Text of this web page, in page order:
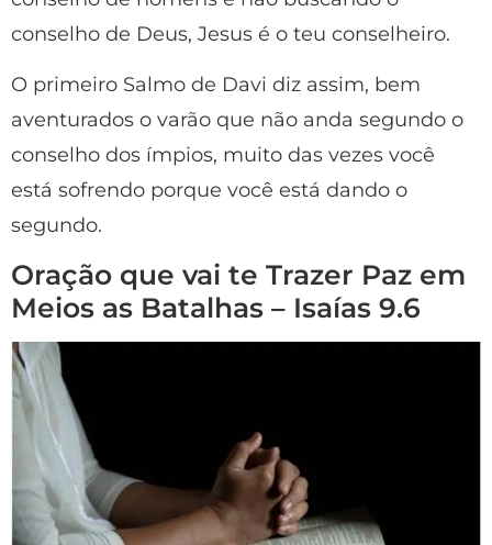
conselho de Deus, Jesus é o teu conselheiro.
O primeiro Salmo de Davi diz assim, bem
aventurados o varão que não anda segundo o
conselho dos ímpios, muito das vezes você
está sofrendo porque você está dando o
segundo.
Oração que vai te Trazer Paz em
Meios as Batalhas – Isaías 9.6